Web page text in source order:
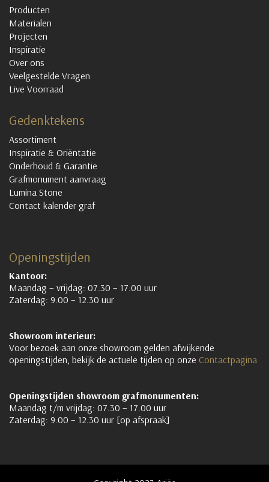
Producten
Materialen
Projecten
Inspiratie
Over ons
Veelgestelde Vragen
Live Voorraad
Gedenktekens
Assortiment
Inspiratie & Oriëntatie
Onderhoud & Garantie
Grafmonument aanvraag
Lumina Stone
Contact kalender graf
Openingstijden
Kantoor:
Maandag – vrijdag: 07.30 – 17.00 uur
Zaterdag: 9.00 – 12.30 uur
Showroom interieur:
Voor bezoek aan onze showroom gelden afwijkende
openingstijden, bekijk de actuele tijden op onze Contactpagina
Openingstijden showroom grafmonumenten:
Maandag t/m vrijdag: 07.30 – 17.00 uur
Zaterdag: 9.00 – 12.30 uur [op afspraak]